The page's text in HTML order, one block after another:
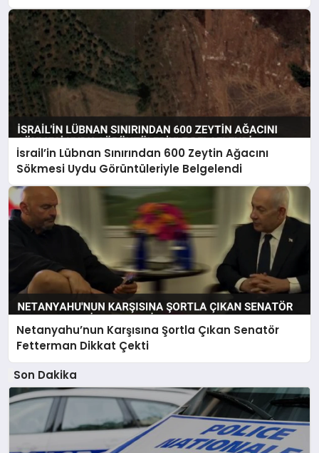
İsrail’in Lübnan Sınırından 600 Zeytin Ağacını
Sökmesi Uydu Görüntüleriyle Belgelendi
Netanyahu’nun Karşısına Şortla Çıkan Senatör
Fetterman Dikkat Çekti
Son Dakika